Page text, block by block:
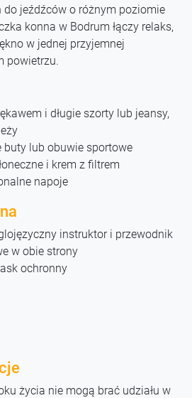
jeźdźców o różnym poziomie
konna w Bodrum łączy relaks,
w jednej przyjemnej
powietrzu.
i długie szorty lub jeansy,
buty lub obuwie sportowe
i krem z filtrem
napoje
instruktor i przewodnik
w obie strony
ochronny
życia nie mogą brać udziału w